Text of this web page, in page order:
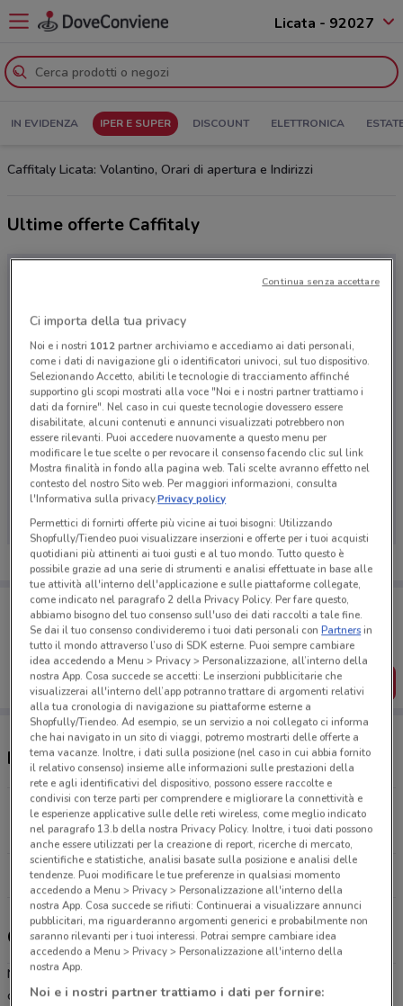
Licata - 92027
IN EVIDENZA IPER E SUPER DISCOUNT ELETTRONICA
Caffitaly Licata: Volantino, Orari di apertura e Indirizzi
Ultime offerte Caffitaly
Ci dispiace, al momento non abbiamo pubblicato
volantini nella tua zona. Riprova più tardi.
Porta DoveConviene sempre con te!
Puoi trovare le migliori offerte dei negozi vicino a te,
salvarle e creare la tua lista del risparmio, comodamente
dal tuo cellulare.
SCARICA L’APP
Negozi Caffitaly a Licata
Corso Odierna 344 Agrigento
18.5 km
Tutti i negozi Caffitaly
Caffitaly, offerte e negozi
Nei negoziCaffitaly
caffè Caffitaly con ben 8 grammi delle migliori miscele in un
Ci importa della tua privacy
Noi e i nostri 1012partner archiviamo e accediamo ai dati personali,
come i dati di navigazione gli o identificatori univoci, sul tuo dispositivo.
Selezionando Accetto, abiliti le tecnologie di tracciamento affinché
supportino gli scopi mostrati alla voce "Noi e i nostri partner trattiamo i
dati da fornire". Nel caso in cui queste tecnologie dovessero essere
disabilitate, alcuni contenuti e annunci visualizzati potrebbero non
essere rilevanti. Puoi accedere nuovamente a questo menu per
modificare le tue scelte o per revocare il consenso facendo clic sul link
Mostra finalità in fondo alla pagina web. Tali scelte avranno effetto nel
contesto del nostro Sito web. Per maggiori informazioni, consulta
l'Informativa sulla privacy.Privacy policy
Permettici di fornirti offerte più vicine ai tuoi bisogni: Utilizzando
Shopfully/Tiendeo puoi visualizzare inserzioni e offerte per i tuoi acquisti
quotidiani più attinenti ai tuoi gusti e al tuo mondo. Tutto questo è
possibile grazie ad una serie di strumenti e analisi effettuate in base alle
tue attività all'interno dell'applicazione e sulle piattaforme collegate,
come indicato nel paragrafo 2 della Privacy Policy. Per fare questo,
abbiamo bisogno del tuo consenso sull'uso dei dati raccolti a tale fine.
Se dai il tuo consenso condivideremo i tuoi dati personali conPartnersin
tutto il mondo attraverso l’uso di SDK esterne. Puoi sempre cambiare
idea accedendo a Menu > Privacy > Personalizzazione, all’interno della
nostra App. Cosa succede se accetti: Le inserzioni pubblicitarie che
visualizzerai all'interno dell’app potranno trattare di argomenti relativi
alla tua cronologia di navigazione su piattaforme esterne a
Shopfully/Tiendeo. Ad esempio, se un servizio a noi collegato ci informa
che hai navigato in un sito di viaggi, potremo mostrarti delle offerte a
tema vacanze. Inoltre, i dati sulla posizione (nel caso in cui abbia fornito
il relativo consenso) insieme alle informazioni sulle prestazioni della
rete e agli identificativi del dispositivo, possono essere raccolte e
condivisi con terze parti per comprendere e migliorare la connettività e
le esperienze applicative sulle delle reti wireless, come meglio indicato
nel paragrafo 13.b della nostra Privacy Policy. Inoltre, i tuoi dati possono
anche essere utilizzati per la creazione di report, ricerche di mercato,
scientifiche e statistiche, analisi basate sulla posizione e analisi delle
tendenze. Puoi modificare le tue preferenze in qualsiasi momento
accedendo a Menu > Privacy > Personalizzazione all'interno della
nostra App. Cosa succede se rifiuti: Continuerai a visualizzare annunci
pubblicitari, ma riguarderanno argomenti generici e probabilmente non
saranno rilevanti per i tuoi interessi. Potrai sempre cambiare idea
accedendo a Menu > Privacy > Personalizzazione all'interno della
nostra App.
Noi e i nostri partner trattiamo i dati per fornire:
Continua senza accettare